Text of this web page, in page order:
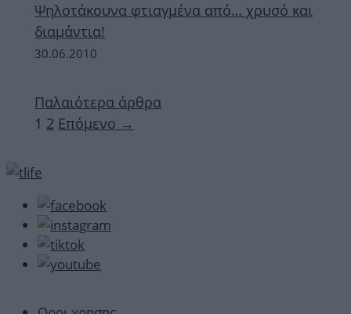
Ψηλοτάκουνα φτιαγμένα από… χρυσό και
διαμάντια!
30.06.2010
Παλαιότερα άρθρα
Σελίδα
1 Σελίδα
2 Επόμενο →